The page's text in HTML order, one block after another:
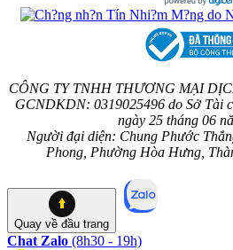
CÔNG TY TNHH THƯƠNG MẠI
GCNDKDN: 0319025496 do Sở Tài
ngày 25 tháng 06
Người đại diện: Chung Phước
Phong, Phường Hòa Hưng,
Quay về đầu trang
Chat Zalo (8h30 - 19h)